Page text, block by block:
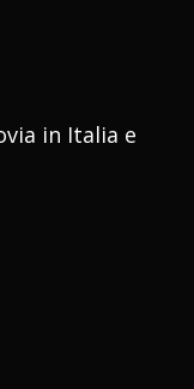
in Italia e